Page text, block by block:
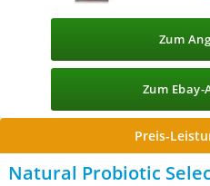
Zum
Zum Ebay-
Preis-
Natural Probiotic